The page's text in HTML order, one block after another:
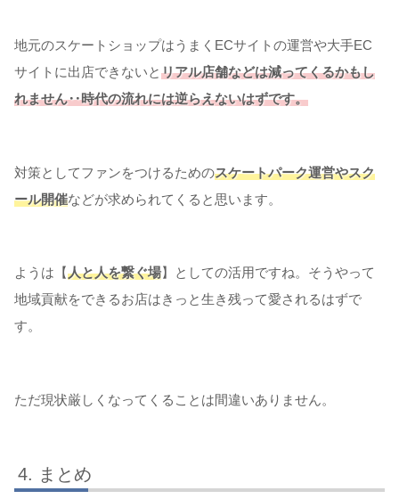
地元のスケートショップはうまくECサイトの運営や大手EC
サイトに出店できないとリアル店舗などは減ってくるかもし
れません‥時代の流れには逆らえないはずです。
対策としてファンをつけるためのスケートパーク運営やスク
ール開催などが求められてくると思います。
ようは【人と人を繋ぐ場】としての活用ですね。そうやって
地域貢献をできるお店はきっと生き残って愛されるはずで
す。
ただ現状厳しくなってくることは間違いありません。
まとめ